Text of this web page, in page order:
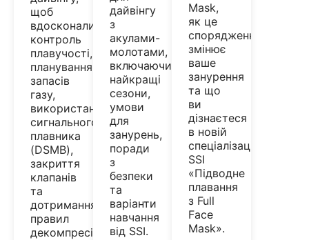
щоб
вдосконалити
контроль
плавучості,
планування
запасів
газу,
використання
сигнального
плавника
(DSMB),
закриття
клапанів
та
дотримання
правил
декомпресії.
дайвінгу
з
акулами-
молотами,
включаючи
найкращі
сезони,
умови
для
занурень,
поради
з
безпеки
та
варіанти
навчання
від SSI.
Mask,
як це
спорядження
змінює
ваше
занурення
та що
ви
дізнаєтеся
в новій
спеціалізації
SSI
«Підводне
плавання
з Full
Face
Mask».